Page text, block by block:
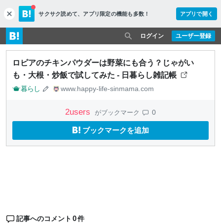
c
l
o
s
e
サクサク読めて、 アプリ限定の機能も多数！ アプリで開く
ユーザー登録
ログイン
ロピアのチキンパウダーは野菜にも合う？じゃがい
も・大根・炒飯で試してみた - 日暮らし雑記帳
暮らし www.happy-life-sinmama.com
2users がブックマーク 0
ブックマークを追加
記事へのコメント 0件